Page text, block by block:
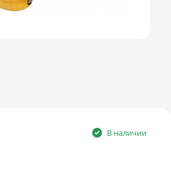
В наличии